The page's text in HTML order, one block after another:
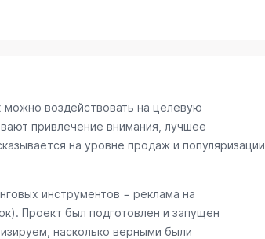
воздействовать на целевую
привлечение внимания, лучшее
на уровне продаж и популяризации
инструментов − реклама на
. Проект был подготовлен и запущен
насколько верными были